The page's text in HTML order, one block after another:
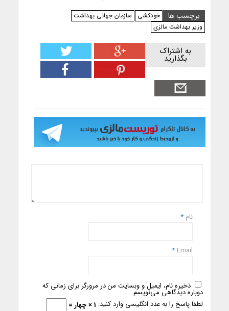
برچسب ها
خودکشی
سازمان جهانی بهداشت
وزیر بهداشت مالزی
به اشتراک
بگذارید
نام *
Email
*
ذخیره نام، ایمیل و وبسایت من در مرورگر برای زمانی که
دوباره دیدگاهی می‌نویسم.
لطفا پاسخ را به عدد انگلیسی وارد کنید: 1 × چهار =